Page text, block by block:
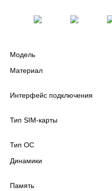
Модель
Материал
Интерфейс подключения
Тип SIM-карты
Тип ОС
Динамики
Память